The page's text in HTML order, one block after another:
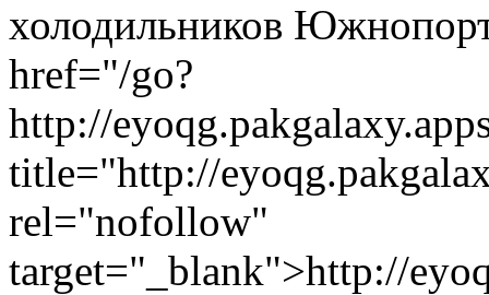
холодильников
href="/go?
http://
title="http://
rel="nofollow"
target="_blank">http://